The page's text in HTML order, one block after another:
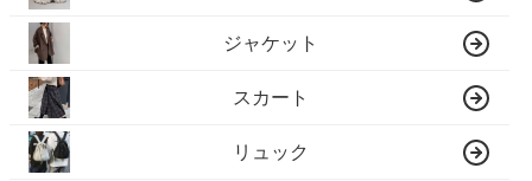
ジャケット
スカート
リュック